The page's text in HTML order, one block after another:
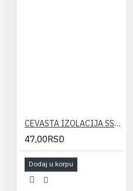
CEVASTA IZOLACIJA SSL-KLIMA 6x6 (10m)
47,00RSD
Dodaj u korpu